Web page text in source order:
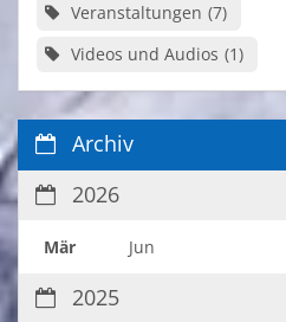
Veranstaltungen 7
Videos und Audios 1
Archiv
2026
Mär Jun
2025